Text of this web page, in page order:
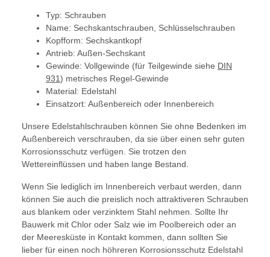
Typ: Schrauben
Name: Sechskantschrauben, Schlüsselschrauben
Kopfform: Sechskantkopf
Antrieb: Außen-Sechskant
Gewinde: Vollgewinde (für Teilgewinde siehe DIN
931) metrisches Regel-Gewinde
Material: Edelstahl
Einsatzort: Außenbereich oder Innenbereich
Unsere Edelstahlschrauben können Sie ohne Bedenken im
Außenbereich verschrauben, da sie über einen sehr guten
Korrosionsschutz verfügen. Sie trotzen den
Wettereinflüssen und haben lange Bestand.
Wenn Sie lediglich im Innenbereich verbaut werden, dann
können Sie auch die preislich noch attraktiveren Schrauben
aus blankem oder verzinktem Stahl nehmen. Sollte Ihr
Bauwerk mit Chlor oder Salz wie im Poolbereich oder an
der Meeresküste in Kontakt kommen, dann sollten Sie
lieber für einen noch höhreren Korrosionsschutz Edelstahl